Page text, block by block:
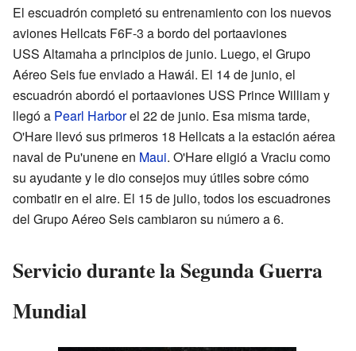
El escuadrón completó su entrenamiento con los nuevos
aviones Hellcats F6F-3 a bordo del portaaviones
USS Altamaha a principios de junio. Luego, el Grupo
Aéreo Seis fue enviado a Hawái. El 14 de junio, el
escuadrón abordó el portaaviones USS Prince William y
llegó a Pearl Harborel 22 de junio. Esa misma tarde,
O'Hare llevó sus primeros 18 Hellcats a la estación aérea
naval de Pu'unene en Maui. O'Hare eligió a Vraciu como
su ayudante y le dio consejos muy útiles sobre cómo
combatir en el aire. El 15 de julio, todos los escuadrones
del Grupo Aéreo Seis cambiaron su número a 6.
Servicio durante la Segunda Guerra
Mundial